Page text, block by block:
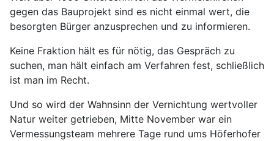
gegen das Bauprojekt sind es nicht einmal wert, die
besorgten Bürger anzusprechen und zu informieren.
Keine Fraktion hält es für nötig, das Gespräch zu
suchen, man hält einfach am Verfahren fest, schließlich
ist man im Recht.
Und so wird der Wahnsinn der Vernichtung wertvoller
Natur weiter getrieben, Mitte November war ein
Vermessungsteam mehrere Tage rund ums Höferhofer